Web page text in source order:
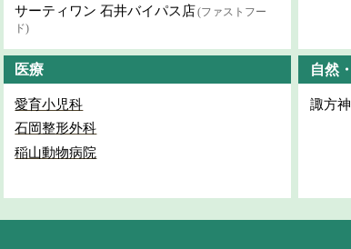
サーティワン 石井バイパス店(ファストフー
ド)
医療
愛育小児科
石岡整形外科
稲山動物病院
自然
諏方